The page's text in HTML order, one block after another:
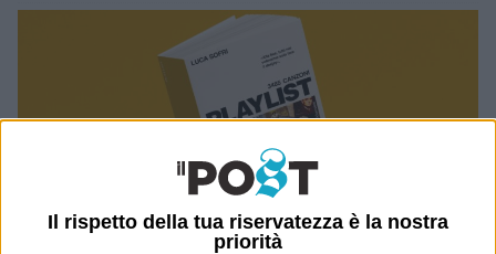
Il rispetto della tua riservatezza è la nostra
priorità